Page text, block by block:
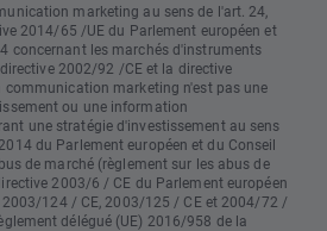
marketing au sens de l'art. 24,
2014/65 /UE du Parlement européen et
concernant les marchés d'instruments
2002/92 /CE et la directive
communication marketing n'est pas une
ou une information
une stratégie d'investissement au sens
du Parlement européen et du Conseil
de marché (règlement sur les abus de
2003/6 / CE du Parlement européen
124 / CE, 2003/125 / CE et 2004/72 /
délégué (UE) 2016/958 de la